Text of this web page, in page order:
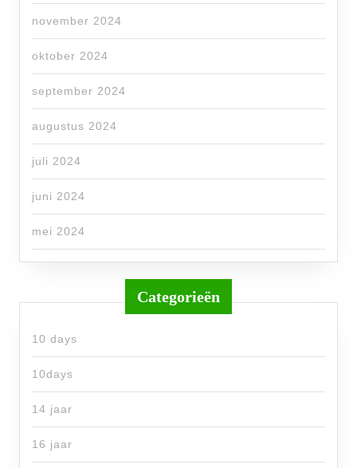
november 2024
oktober 2024
september 2024
augustus 2024
juli 2024
juni 2024
mei 2024
Categorieën
10 days
10days
14 jaar
16 jaar